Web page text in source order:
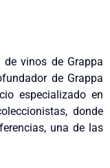
vinos de Grappa
de Grappa
especializado en
donde
una de las